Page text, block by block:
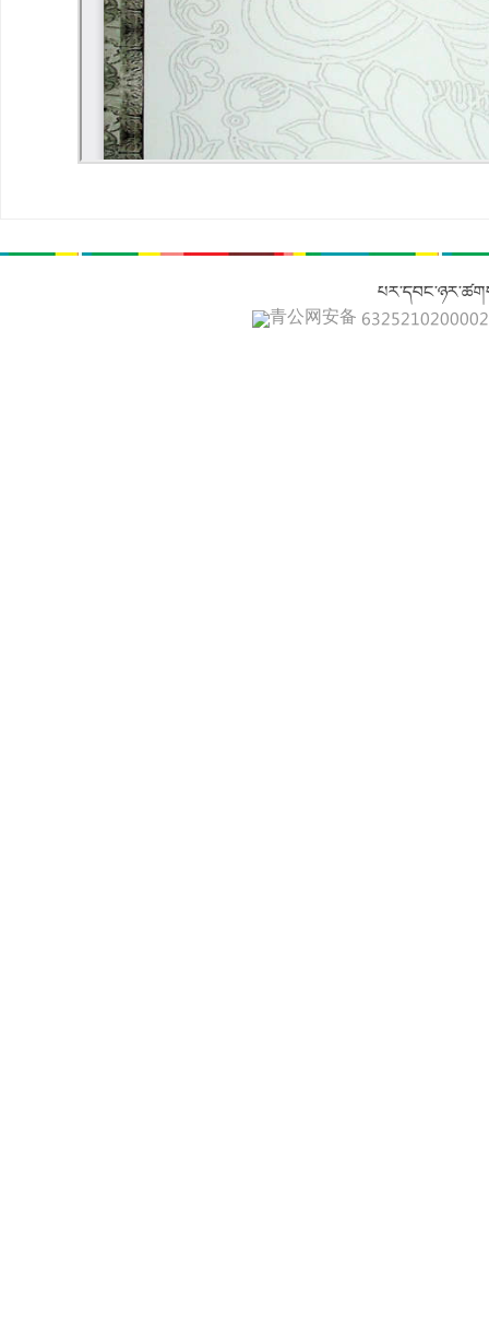
青公网安备